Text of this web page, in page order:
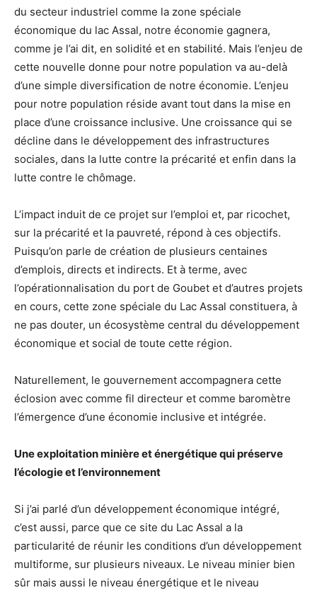
du secteur industriel comme la zone spéciale
économique du lac Assal, notre économie gagnera,
comme je l’ai dit, en solidité et en stabilité. Mais l’enjeu de
cette nouvelle donne pour notre population va au-delà
d’une simple diversification de notre économie. L’enjeu
pour notre population réside avant tout dans la mise en
place d’une croissance inclusive. Une croissance qui se
décline dans le développement des infrastructures
sociales, dans la lutte contre la précarité et enfin dans la
lutte contre le chômage.
L’impact induit de ce projet sur l’emploi et, par ricochet,
sur la précarité et la pauvreté, répond à ces objectifs.
Puisqu’on parle de création de plusieurs centaines
d’emplois, directs et indirects. Et à terme, avec
l’opérationnalisation du port de Goubet et d’autres projets
en cours, cette zone spéciale du Lac Assal constituera, à
ne pas douter, un écosystème central du développement
économique et social de toute cette région.
Naturellement, le gouvernement accompagnera cette
éclosion avec comme fil directeur et comme baromètre
l’émergence d’une économie inclusive et intégrée.
Une exploitation minière et énergétique qui préserve
l’écologie et l’environnement
Si j’ai parlé d’un développement économique intégré,
c’est aussi, parce que ce site du Lac Assal a la
particularité de réunir les conditions d’un développement
multiforme, sur plusieurs niveaux. Le niveau minier bien
sûr mais aussi le niveau énergétique et le niveau